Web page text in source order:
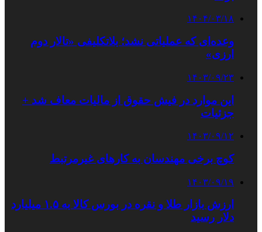
۱۴۰۴/۰۳/۱۸
وعده‌ای که عملیاتی نشد؛ بلاتکلیفی «تالار دوم
ارزی»
۱۴۰۳/۰۹/۲۳
این موارد در فیش حقوق از مالیات معاف شد +
جزئیات
۱۴۰۳/۰۹/۱۲
کوچ برخی مهندسان به کارهای غیرمرتبط
۱۴۰۳/۰۹/۱۹
ارزش بازار طلا و نقره در بورس کالا به ۱.۵ میلیارد
دلار رسید